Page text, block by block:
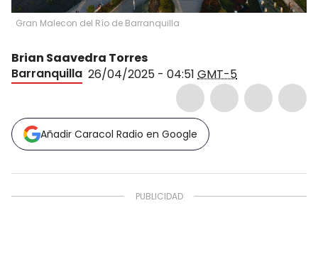
Gran Malecon del Río de Barranquilla
Brian Saavedra Torres
Barranquilla 26/04/2025 - 04:51 GMT-5
Añadir Caracol Radio en Google